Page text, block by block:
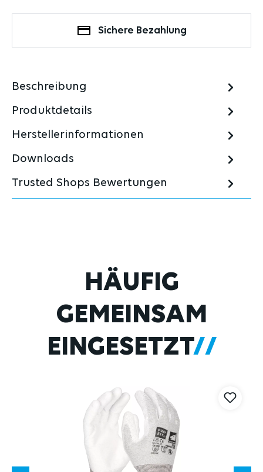
Sichere Bezahlung
Beschreibung
Produktdetails
Herstellerinformationen
Downloads
Trusted Shops Bewertungen
Produktgalerie überspringen
HÄUFIG
GEMEINSAM
EINGESETZT